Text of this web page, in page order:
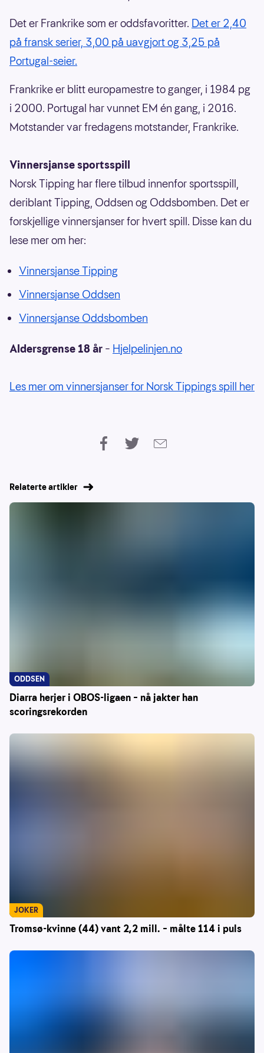
Det er Frankrike som er oddsfavoritter. Det er 2,40
på fransk serier, 3,00 på uavgjort og 3,25 på
Portugal-seier.
Frankrike er blitt europamestre to ganger, i 1984 pg
i 2000. Portugal har vunnet EM én gang, i 2016.
Motstander var fredagens motstander, Frankrike.
Vinnersjanse sportsspill
Norsk Tipping har flere tilbud innenfor sportsspill,
deriblant Tipping, Oddsen og Oddsbomben. Det er
forskjellige vinnersjanser for hvert spill. Disse kan du
lese mer om her:
Vinnersjanse Tipping
Vinnersjanse Oddsen
Vinnersjanse Oddsbomben
Aldersgrense 18 år – Hjelpelinjen.no
Les mer om vinnersjanser for Norsk Tippings spill her
Relaterte artikler
Diarra herjer i OBOS-ligaen – nå jakter han
scoringsrekorden
ODDSEN
Tromsø-kvinne (44) vant 2,2 mill. – målte 114 i puls
JOKER